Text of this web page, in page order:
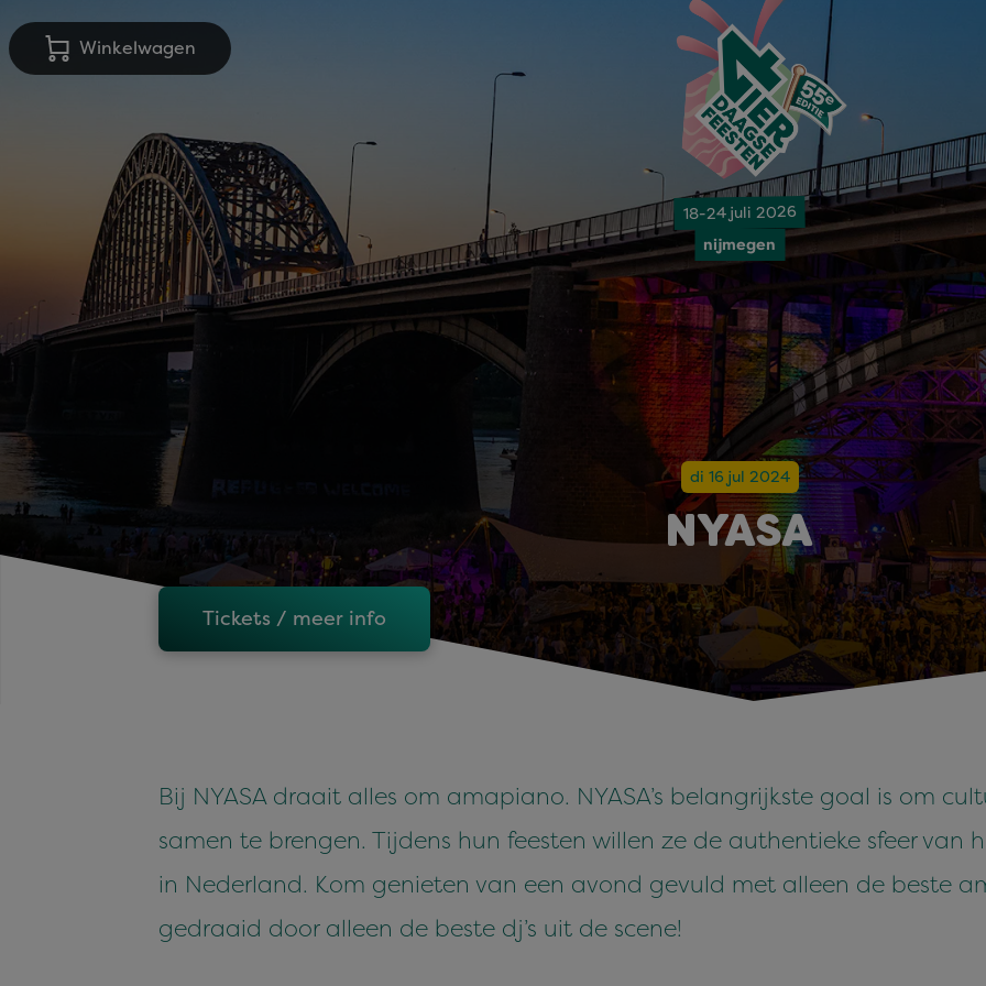
Winkelwagen
18-24 juli 2026
nijmegen
di 16 jul 2024
Tickets / meer info
NYASA
Bij NYASA draait alles om amapiano. NYASA’s belangrijkste goal is om
samen te brengen. Tijdens hun feesten willen ze de authentieke sfeer van
in Nederland. Kom genieten van een avond gevuld met alleen de beste
gedraaid door alleen de beste dj’s uit de scene!